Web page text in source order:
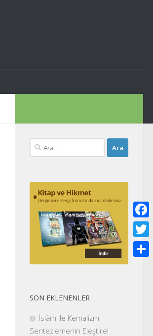
Arama:
SON EKLENENLER
İslâm ile Kemalizmi
Sentezlemenin Eleştirel